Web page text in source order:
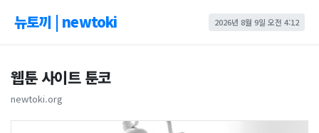
뉴토끼 | newtoki 2026년 8월 9일 오전 4:12
웹툰 사이트 툰코
newtoki.org